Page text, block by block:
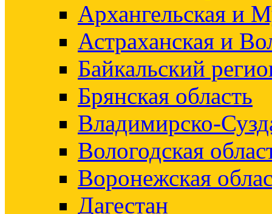
Архангельская и
Астраханская и
Байкальский
Брянская область
Владимирско-
Вологодская
Воронежская
Дагестан